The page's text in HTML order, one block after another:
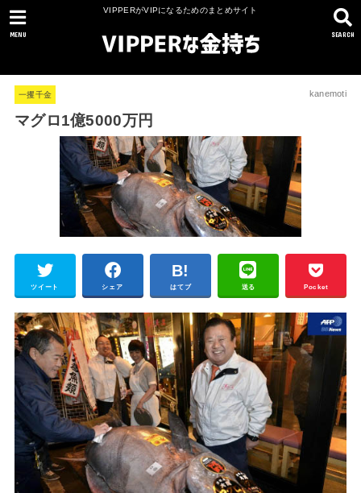
VIPPERがVIPになるためのまとめサイト
SEARCH
MENU
一攫千金 kanemoti
マグロ1億5000万円
ツイート シェア はてブ 送る Pocket